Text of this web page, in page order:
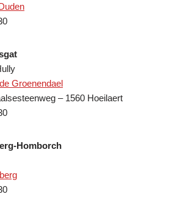
Groenendael
– 1560 Hoeilaert
Homborch